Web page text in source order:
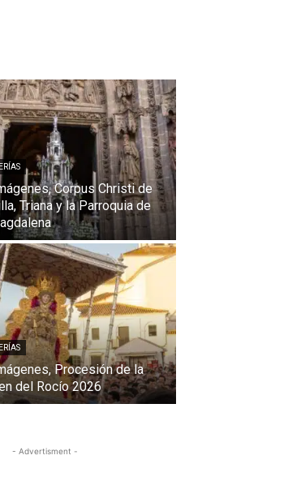
Corpus Christi de
Triana y la Parroquia de
Procesión de la
del Rocío 2026
- Advertisment -